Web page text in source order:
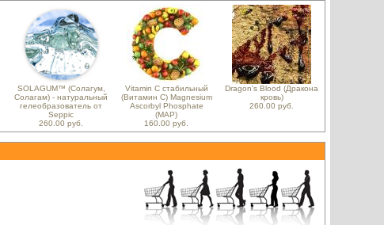
SOLAGUM™ (Солагум,
Солагам) - натуральный
гелеобразователь от
Seppic
260.00 руб.
Vitamin C стабильный
(Витамин C) Magnesium
Ascorbyl Phosphate
(MAP)
160.00 руб.
Dragon's Blood (Дракона
кровь)
260.00 руб.